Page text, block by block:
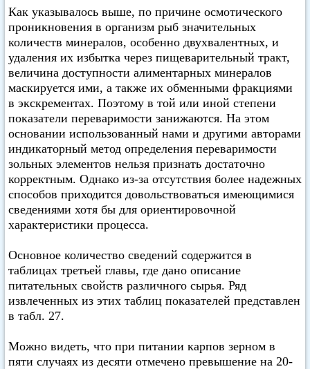
Как указывалось выше, по причине осмотического
проникновения в организм рыб значительных
количеств минералов, особенно двухвалентных, и
удаления их избытка через пищеварительный тракт,
величина доступности алиментарных минералов
маскируется ими, а также их обменными фракциями
в экскрементах. Поэтому в той или иной степени
показатели переваримости занижаются. На этом
основании использованный нами и другими авторами
индикаторный метод определения переваримости
зольных элементов нельзя признать достаточно
корректным. Однако из-за отсутствия более надежных
способов приходится довольствоваться имеющимися
сведениями хотя бы для ориентировочной
характеристики процесса.
Основное количество сведений содержится в
таблицах третьей главы, где дано описание
питательных свойств различного сырья. Ряд
извлеченных из этих таблиц показателей представлен
в табл. 27.
Можно видеть, что при питании карпов зерном в
пяти случаях из десяти отмечено превышение на 20-